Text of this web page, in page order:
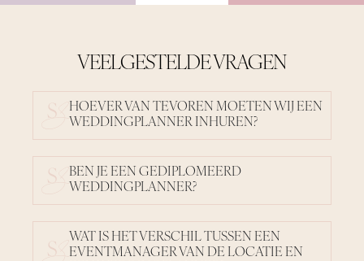
VEELGESTELDE VRAGEN
HOEVER VAN TEVOREN MOETEN WIJ EEN
WEDDINGPLANNER INHUREN?
BEN JE EEN GEDIPLOMEERD
WEDDINGPLANNER?
WAT IS HET VERSCHIL TUSSEN EEN
EVENTMANAGER VAN DE LOCATIE EN